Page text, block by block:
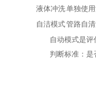
液体冲洗单独使
自洁模式管路自清
自动模式是
判断标准：是